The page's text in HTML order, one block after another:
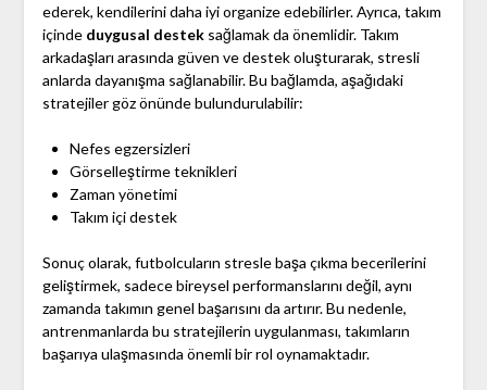
ederek, kendilerini daha iyi organize edebilirler. Ayrıca, takım
içinde duygusal desteksağlamak da önemlidir. Takım
arkadaşları arasında güven ve destek oluşturarak, stresli
anlarda dayanışma sağlanabilir. Bu bağlamda, aşağıdaki
stratejiler göz önünde bulundurulabilir:
Nefes egzersizleri
Görselleştirme teknikleri
Zaman yönetimi
Takım içi destek
Sonuç olarak, futbolcuların stresle başa çıkma becerilerini
geliştirmek, sadece bireysel performanslarını değil, aynı
zamanda takımın genel başarısını da artırır. Bu nedenle,
antrenmanlarda bu stratejilerin uygulanması, takımların
başarıya ulaşmasında önemli bir rol oynamaktadır.